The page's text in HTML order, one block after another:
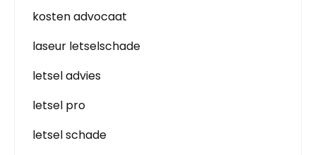
kosten advocaat
laseur letselschade
letsel advies
letsel pro
letsel schade